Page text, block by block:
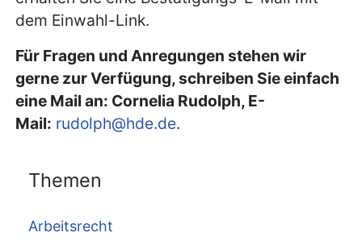
dem Einwahl-Link.
Für Fragen und Anregungen stehen wir
gerne zur Verfügung, schreiben Sie einfach
eine Mail an: Cornelia Rudolph, E-
Mail: rudolph@hde.de.
Themen
Arbeitsrecht